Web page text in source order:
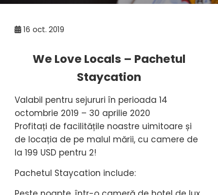
16 oct. 2019
We Love Locals – Pachetul
Staycation
Valabil pentru sejururi în perioada 14
octombrie 2019 – 30 aprilie 2020
Profitați de facilitățile noastre uimitoare și
de locația de pe malul mării, cu camere de
la 199 USD pentru 2!
Pachetul Staycation include: